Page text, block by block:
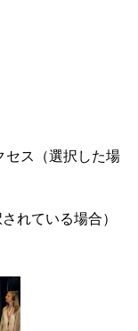
セス（選択した場
れている場合）